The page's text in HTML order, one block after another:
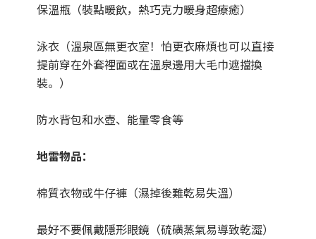
保溫瓶（裝點暖飲，熱巧克力暖身超療癒）
泳衣（溫泉區無更衣室！怕更衣麻煩也可以直接
提前穿在外套裡面或在溫泉邊用大毛巾遮擋換
裝。）
防水背包和水壺、能量零食等
地雷物品：
棉質衣物或牛仔褲（濕掉後難乾易失溫）
最好不要佩戴隱形眼鏡（硫磺蒸氣易導致乾澀）